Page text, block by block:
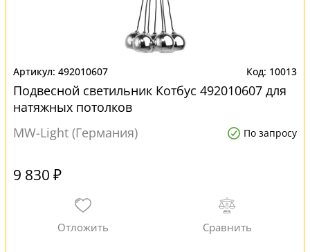
492010607 10013
Подвесной светильник Котбус 492010607 для
натяжных потолков
MW-Light (Германия)
По запросу
9 830 ₽